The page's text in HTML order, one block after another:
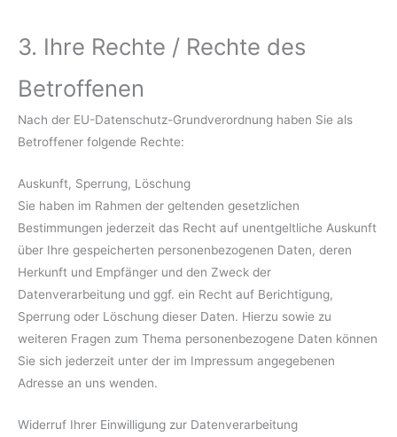
3. Ihre Rechte / Rechte des
Betroffenen
Nach der EU-Datenschutz-Grundverordnung haben Sie als
Betroffener folgende Rechte:
Auskunft, Sperrung, Löschung
Sie haben im Rahmen der geltenden gesetzlichen
Bestimmungen jederzeit das Recht auf unentgeltliche Auskunft
über Ihre gespeicherten personenbezogenen Daten, deren
Herkunft und Empfänger und den Zweck der
Datenverarbeitung und ggf. ein Recht auf Berichtigung,
Sperrung oder Löschung dieser Daten. Hierzu sowie zu
weiteren Fragen zum Thema personenbezogene Daten können
Sie sich jederzeit unter der im Impressum angegebenen
Adresse an uns wenden.
Widerruf Ihrer Einwilligung zur Datenverarbeitung